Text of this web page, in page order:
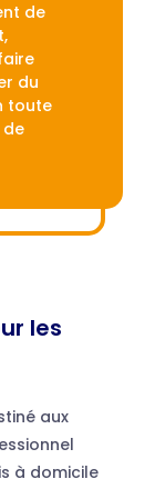
de
du
toute
les
aux
à domicile